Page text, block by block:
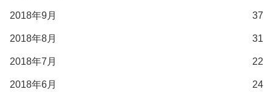
2018年9月 37
2018年8月 31
2018年7月 22
2018年6月 24